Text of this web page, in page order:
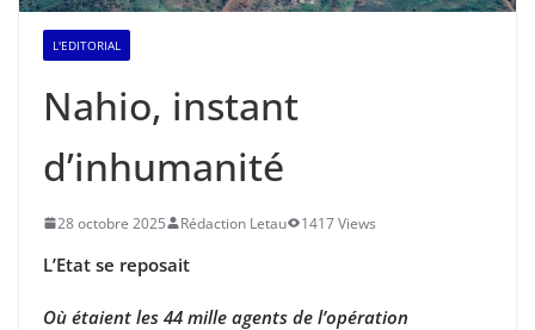
L'EDITORIAL
Nahio, instant
d’inhumanité
28 octobre 2025 Rédaction Letau 1417 Views
L’Etat se reposait
Où étaient les 44 mille agents de l’opération